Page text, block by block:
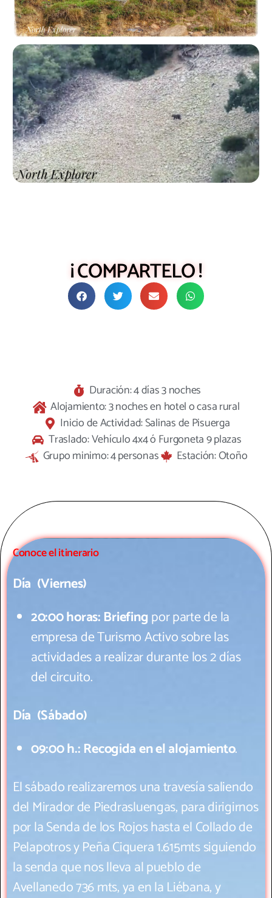
¡ COMPARTELO !
Duración: 4 días 3 noches
Alojamiento: 3 noches en hotel o casa rural
Inicio de Actividad: Salinas de Pisuerga
Traslado: Vehículo 4x4 ó Furgoneta 9 plazas
Grupo minimo: 4 personas
Estación: Otoño
Conoce el itinerario
Día (Viernes)
20:00 horas: Briefingpor parte de la
empresa de Turismo Activo sobre las
actividades a realizar durante los 2 días
del circuito.
Día (Sábado)
09:00 h.:Recogida en el alojamiento.
El sábado realizaremos una travesía saliendo
del Mirador de Piedrasluengas, para dirigirnos
por la Senda de los Rojos hasta el Collado de
Pelapotros y Peña Ciquera 1.615mts siguiendo
la senda que nos lleva al pueblo de
Avellanedo 736 mts, ya en la Liébana, y